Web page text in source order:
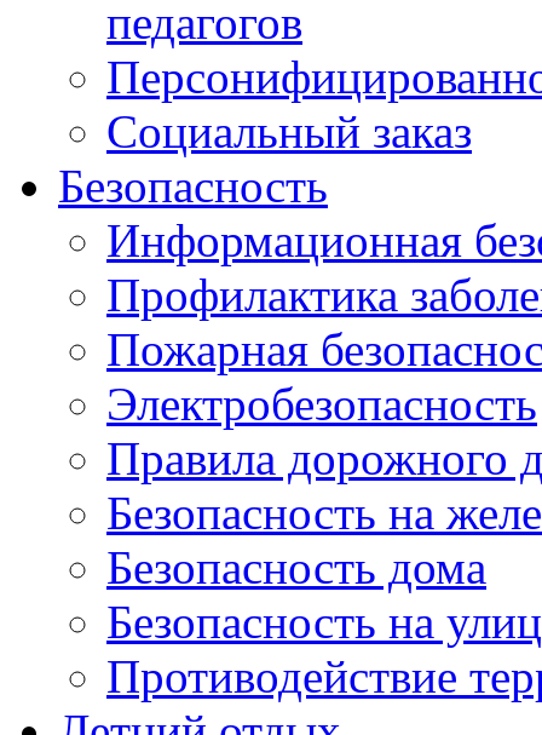
педагогов
Социальный заказ
Безопасность
Информационная
Профилактика
Пожарная
Электробезопасность
Правила дорожного
Безопасность на
Безопасность дома
Безопасность на
Противодействие